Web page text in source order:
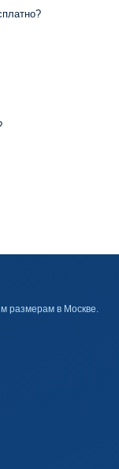
размерам в Москве.